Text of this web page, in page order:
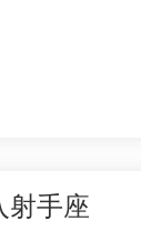
射手座